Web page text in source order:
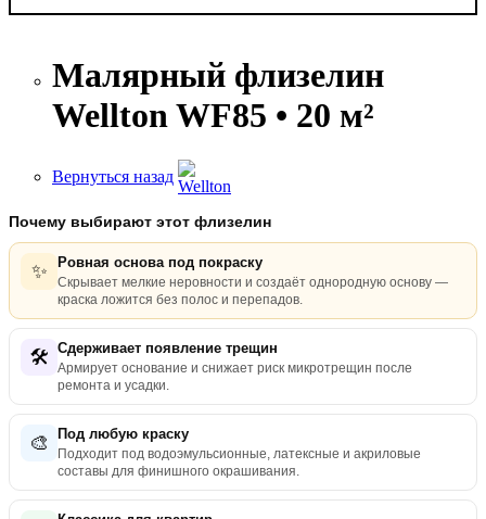
Малярный флизелин
Wellton WF85 • 20 м²
Вернуться назад
Почему выбирают этот флизелин
✨ Ровная основа под покраску
Скрывает мелкие неровности и создаёт однородную основу —
краска ложится без полос и перепадов.
🛠️ Сдерживает появление трещин
Армирует основание и снижает риск микротрещин после
ремонта и усадки.
🎨 Под любую краску
Подходит под водоэмульсионные, латексные и акриловые
составы для финишного окрашивания.